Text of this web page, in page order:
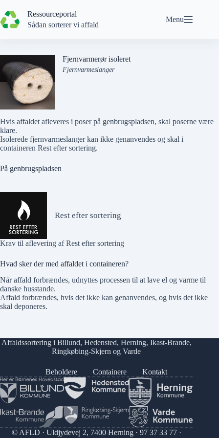
til
indhold
Ressourceportal
Sådan sorterer vi affald
Menu
Fjernvarmerør isoleret
Fjernvarmeslanger
Hvis affaldet afleveres i poser på genbrugspladsen, skal poserne være
klare.
Isolerede fjernvarmeslanger kan ikke genanvendes og skal i
containeren Rest efter sortering.
På genbrugspladsen
Rest efter sortering
Krav til aflevering af Rest efter sortering
Hvad sker der med affaldet i containeren?
Når affald forbrændes, udnyttes processen til at lave el og varme til
danske husstande.
Affald forbrændes, hvis det ikke kan genanvendes, og hvis det ikke
skal deponeres.
Affaldssortering i Billund, Hedensted, Herning, Ikast-Brande,
Ringkøbing-Skjern ogVarde
Beholdere Containere Kontakt
© AFLD · Uldjydevej 2, 7400 Herning · 97 37 33 77·